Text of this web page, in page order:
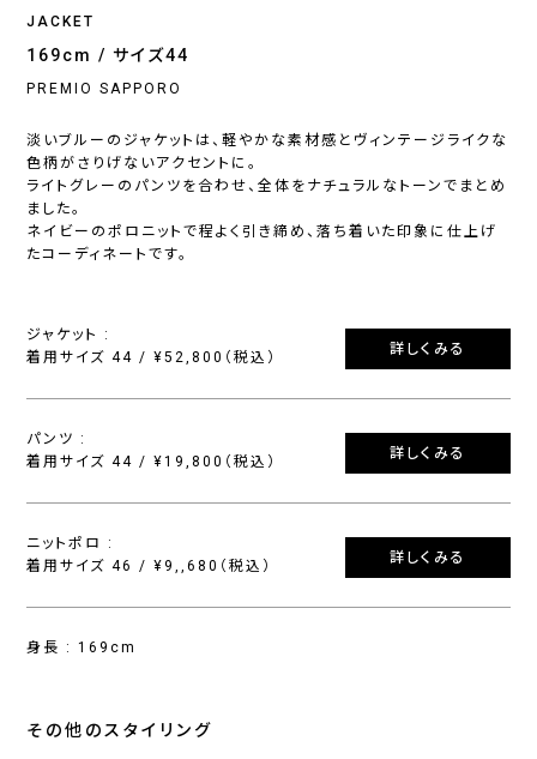
JACKET
169cm / サイズ44
PREMIO SAPPORO
淡いブルーのジャケットは、軽やかな素材感とヴィンテージライクな
色柄がさりげないアクセントに。
ライトグレーのパンツを合わせ、全体をナチュラルなトーンでまとめ
ました。
ネイビーのポロニットで程よく引き締め、落ち着いた印象に仕上げ
たコーディネートです。
ジャケット :
着用サイズ 44 / ¥52,800（税込）
詳しくみる
パンツ :
着用サイズ 44 / ¥19,800（税込）
詳しくみる
ニットポロ :
着用サイズ 46 / ¥9,,680（税込）
詳しくみる
身長 : 169cm
その他のスタイリング